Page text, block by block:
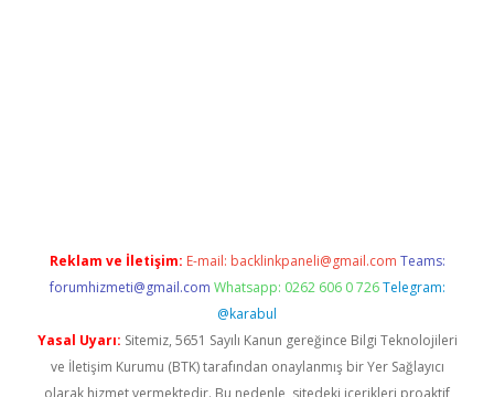
Reklam ve İletişim: E-mail: backlinkpaneli@gmail.com Teams:
forumhizmeti@gmail.com Whatsapp: 0262 606 0 726 Telegram:
@karabul
Yasal Uyarı: Sitemiz, 5651 Sayılı Kanun gereğince Bilgi Teknolojileri
ve İletişim Kurumu (BTK) tarafından onaylanmış bir Yer Sağlayıcı
olarak hizmet vermektedir. Bu nedenle, sitedeki içerikleri proaktif